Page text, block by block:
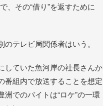
、その“借り”を返すために
テレビ局関係者はいう。
していた魚河岸の社長さんか
番組内で放送することを想定
でのバイトは“ロケ”の一環